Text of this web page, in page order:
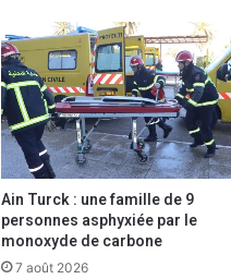
Ain Turck : une famille de 9
personnes asphyxiée par le
monoxyde de carbone
7 août 2026